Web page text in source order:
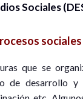
Sociales
sociales
que se
de desarrollo y